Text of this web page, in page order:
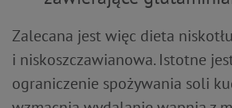
Zalecana jest więc dieta
i niskoszczawianowa. Istotne
ograniczenie spożywania soli